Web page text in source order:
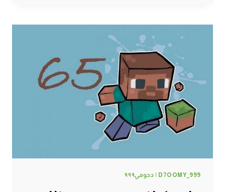
5
نجوم
#66
|
66#
MINECRAFT
:
D7OOMY999
D7OOMY_999 | دحومي٩٩٩